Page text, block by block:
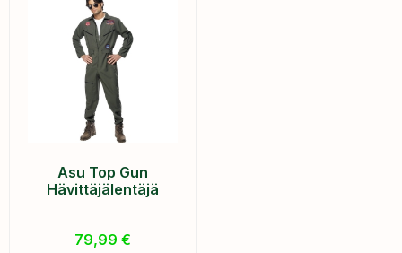
Asu Top Gun
Hävittäjälentäjä
79,99 €